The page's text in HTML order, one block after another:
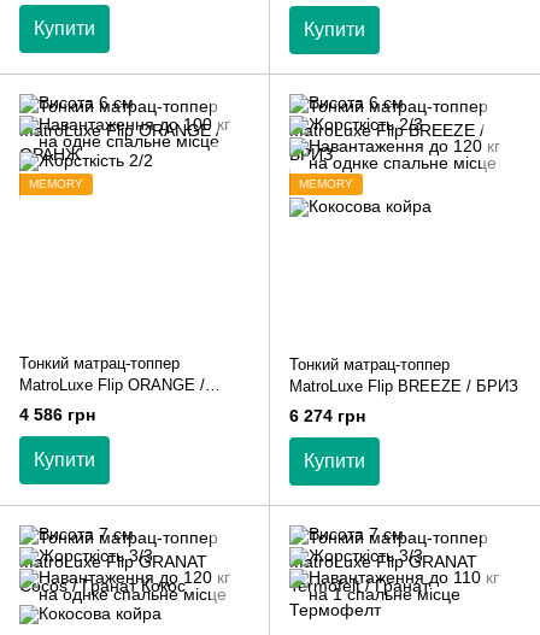
Купити Купити
MEMORY
Тонкий матрац-топпер
MatroLuxe Flip ORANGE /
ОРАНЖ
4 586 грн
Купити
MEMORY
Тонкий матрац-топпер
MatroLuxe Flip BREEZE / БРИЗ
6 274 грн
Купити